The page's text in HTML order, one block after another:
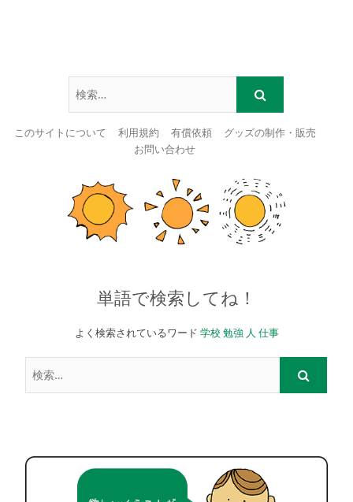
このサイトについて 利用規約 有償依頼
グッズの制作・販売
お問い合わせ
content
単語で検索してね！
よく検索されているワード 学校 勉強 人 仕事